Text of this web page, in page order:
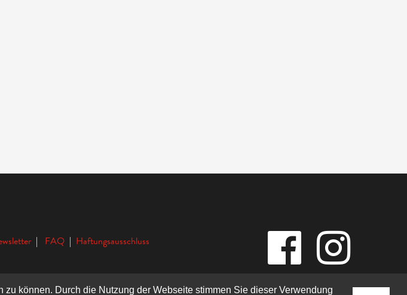
können. Durch die Nutzung der Webseite stimmen Sie dieser Verwendung
| FAQ | Haftungsausschluss